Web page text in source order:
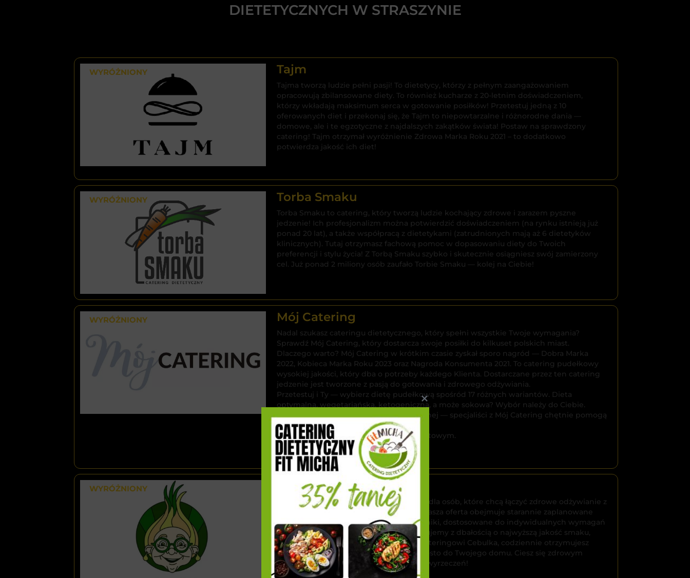
DIETETYCZNYCH W STRASZYNIE
WYRÓŻNIONY Tajm
Tajma tworzą ludzie pełni pasji! To dietetycy, którzy z pełnym zaangażowaniem
opracowują zbilansowane diety. To również kucharze z 20-letnim doświadczeniem,
którzy wkładają maksimum serca w gotowanie posiłków! Przetestuj jedną z 10
oferowanych diet i przekonaj się, że Tajm to niepowtarzalne i różnorodne dania —
domowe, ale i te egzotyczne z najdalszych zakątków świata! Postaw na sprawdzony
catering! Tajm otrzymał wyróżnienie Zdrowa Marka Roku 2021 – to dodatkowo
potwierdza jakość ich diet!
WYRÓŻNIONY Torba Smaku
Torba Smaku to catering, który tworzą ludzie kochający zdrowe i zarazem pyszne
jedzenie! Ich profesjonalizm można potwierdzić doświadczeniem (na rynku istnieją już
ponad 20 lat), a także współpracą z dietetykami (zatrudnionych mają aż 6 dietetyków
klinicznych). Tutaj otrzymasz fachową pomoc w dopasowaniu diety do Twoich
preferencji i stylu życia! Z Torbą Smaku szybko i skutecznie osiągniesz swój zamierzony
cel. Już ponad 2 miliony osób zaufało Torbie Smaku — kolej na Ciebie!
WYRÓŻNIONY Mój Catering
Nadal szukasz cateringu dietetycznego, który spełni wszystkie Twoje wymagania?
Sprawdź Mój Catering, który dostarcza swoje posiłki do kilkuset polskich miast.
Dlaczego warto? Mój Catering w krótkim czasie zyskał sporo nagród — Dobra Marka
2022, Kobieca Marka Roku 2023 oraz Nagroda Konsumenta 2021. To catering pudełkowy
wysokiej jakości, który dba o potrzeby każdego Klienta. Dostarczane przez ten catering
jedzenie jest tworzone z pasją do gotowania i zdrowego odżywiania.
Przetestuj i Ty — wybierz dietę pudełkową spośród 17 różnych wariantów. Dieta
optymalna, wegetariańska, ketogeniczna, a może sokowa? Wybór należy do Ciebie.
Możesz też skorzystać z porady dietetycznej — specjaliści z Mój Catering chętnie pomogą
w doborze odpowiedniej diety.
Zamów teraz jeszcze taniej z kodem rabatowym.
WYRÓŻNIONY Catering Cebulka
Catering Cebulka to idealne rozwiązanie dla osób, które chcą łączyć zdrowe odżywianie z
wyjątkowymi doznaniami kulinarnymi. Nasza oferta obejmuje starannie zaplanowane
menu, bogate w świeże, naturalne składniki, dostosowane do indywidualnych wymagań
dietetycznych. Każdy posiłek przygotowujemy z dbałością o najwyższą jakość smaku,
estetyki i wartości odżywczych. Dzięki Cateringowi Cebulka, codziennie otrzymujesz
smaczne i zdrowe dania, dostarczane prosto do Twojego domu. Ciesz się zdrowym
stylem życia i odkrywaj nowe smaki bez wyrzeczeń!
Zjedz smacznie
i tanio!